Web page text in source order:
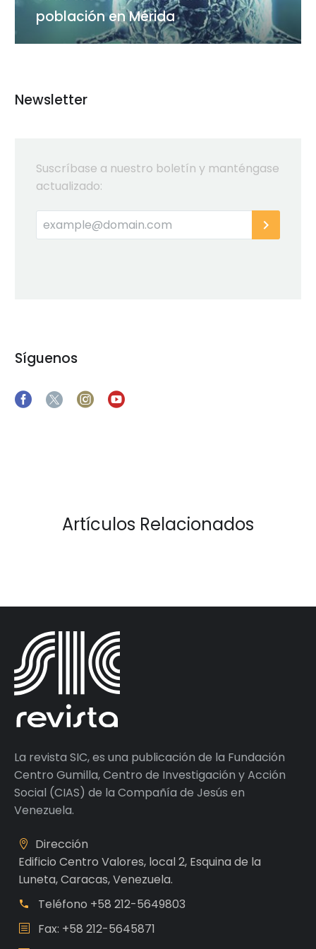
población en Mérida
Newsletter
Suscríbase a nuestro boletín y manténgase
actualizado:
Síguenos
Artículos Relacionados
La revista SIC, es una publicación de la Fundación
Centro Gumilla, Centro de Investigación y Acción
Social (CIAS) de la Compañía de Jesús en
Venezuela.
Dirección
Edificio Centro Valores, local 2, Esquina de la
Luneta, Caracas, Venezuela.
Teléfono +58 212-5649803
Fax: +58 212-5645871